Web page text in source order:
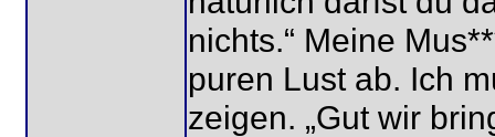
nichts.“ Meine
puren Lust ab. Ich
zeigen. „Gut wir